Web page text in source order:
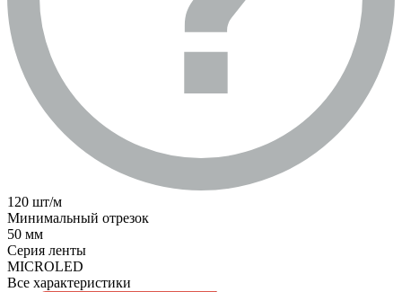
120 шт/м
Минимальный отрезок
50 мм
Серия ленты
MICROLED
Все характеристики